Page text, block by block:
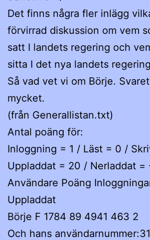
Det finns några fler inlägg
förvirrad diskussion om vem
satt I landets regering och
sitta I det nya landets
Så vad vet vi om Börje.
mycket.
(från Generallistan.txt)
Antal poäng för:
Inloggning = 1 / Läst = 0 /
Uppladdat = 20 / Nerladdat
Användare Poäng
Uppladdat
Börje F 1784 89 4941 463 2
Och hans